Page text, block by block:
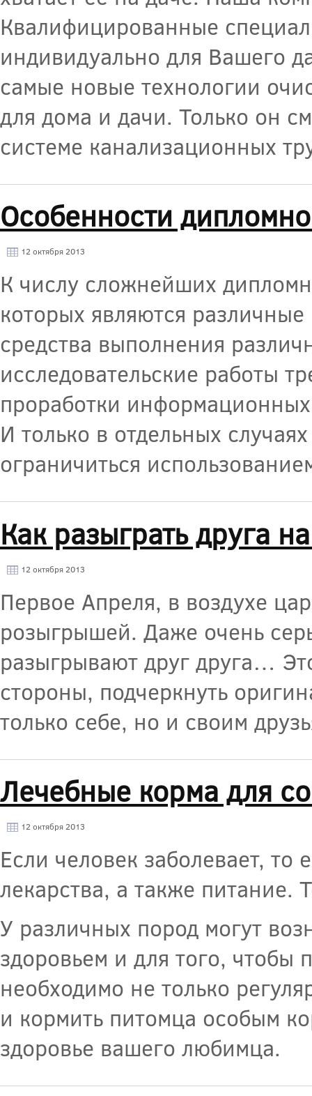
Квалифицированные
индивидуально для Вашего
самые новые технологии
для дома и дачи. Только он
системе канализационных
Особенности
12 октября 2013
К числу сложнейших
которых являются
средства выполнения
исследовательские работы
проработки
И только в отдельных
ограничиться
Как разыграть друга
12 октября 2013
Первое Апреля, в воздухе
розыгрышей. Даже очень
разыгрывают друг друга…
стороны, подчеркнуть
только себе, но и своим
Лечебные корма для
12 октября 2013
Если человек заболевает,
лекарства, а также питание.
У различных пород могут
здоровьем и для того, чтобы
необходимо не только
и кормить питомца особым
здоровье вашего любимца.